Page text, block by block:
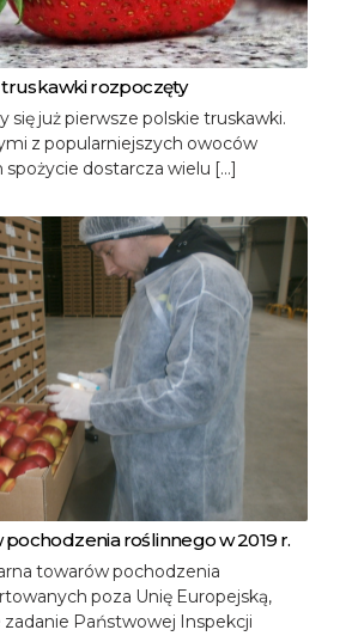
truskawki rozpoczęty
się już pierwsze polskie truskawki.
z popularniejszych owoców
spożycie dostarcza wielu […]
roślinnego w 2019 r.
towarów pochodzenia
poza Unię Europejską,
Państwowej Inspekcji